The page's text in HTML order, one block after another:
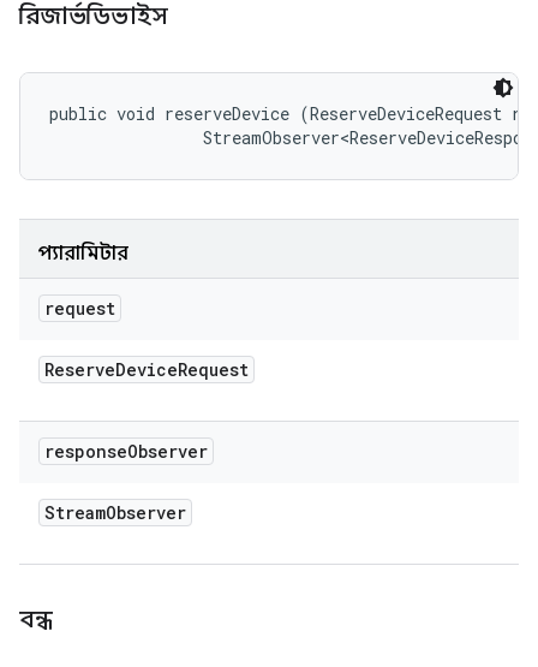
রিজার্ভডিভাইস
public void reserveDevice (ReserveDeviceRequest
প্যারামিটার
request
ReserveDeviceRequest
responseObserver
StreamObserver
বন্ধ